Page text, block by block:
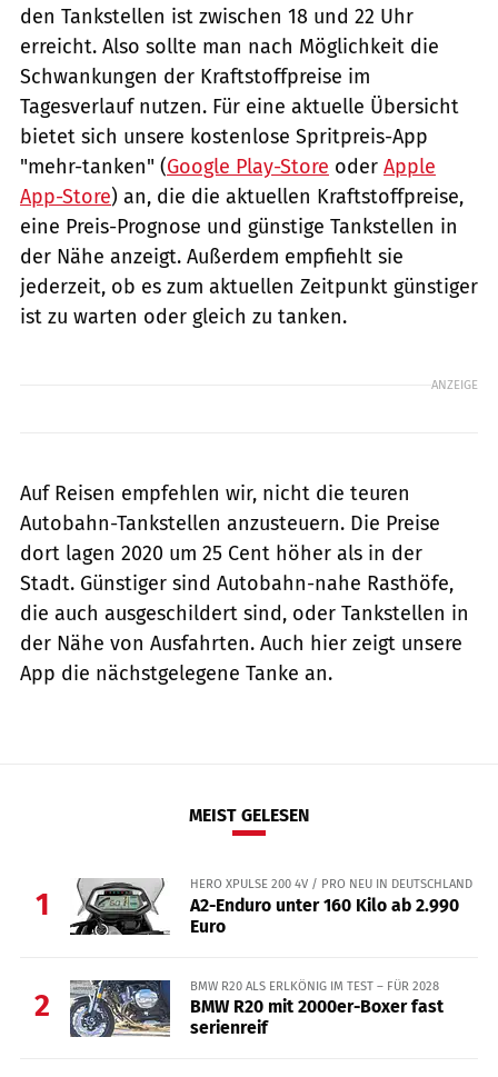
den Tankstellen ist zwischen 18 und 22 Uhr
erreicht. Also sollte man nach Möglichkeit die
Schwankungen der Kraftstoffpreise im
Tagesverlauf nutzen. Für eine aktuelle Übersicht
bietet sich unsere kostenlose Spritpreis-App
"mehr-tanken" (Google Play-Store oder Apple
App-Store) an, die die aktuellen Kraftstoffpreise,
eine Preis-Prognose und günstige Tankstellen in
der Nähe anzeigt. Außerdem empfiehlt sie
jederzeit, ob es zum aktuellen Zeitpunkt günstiger
ist zu warten oder gleich zu tanken.
ANZEIGE
Auf Reisen empfehlen wir, nicht die teuren
Autobahn-Tankstellen anzusteuern. Die Preise
dort lagen 2020 um 25 Cent höher als in der
Stadt. Günstiger sind Autobahn-nahe Rasthöfe,
die auch ausgeschildert sind, oder Tankstellen in
der Nähe von Ausfahrten. Auch hier zeigt unsere
App die nächstgelegene Tanke an.
MEIST GELESEN
1
HERO XPULSE 200 4V / PRO NEU IN DEUTSCHLAND
A2-Enduro unter 160 Kilo ab 2.990
Euro
2
BMW R20 ALS ERLKÖNIG IM TEST – FÜR 2028
BMW R20 mit 2000er-Boxer fast
serienreif